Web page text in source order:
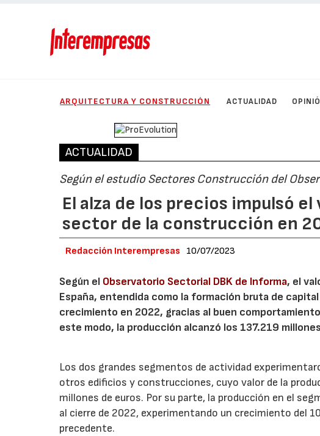
ARQUITECTURA Y CONSTRUCCIÓN ACTUALIDAD
ACTUALIDAD
Según el estudio Sectores Construcción del
El alza de los precios impulsó
sector de la construcción en
Redacción Interempresas 10/07/2023
Según el Observatorio Sectorial DBK de Informa, el
España, entendida como la formación bruta de
crecimiento en 2022, gracias al buen
este modo, la producción alcanzó los 137.219
Los dos grandes segmentos de actividad
otros edificios y construcciones, cuyo valor de la
millones de euros. Por su parte, la producción en el
al cierre de 2022, experimentando un crecimiento del
precedente.